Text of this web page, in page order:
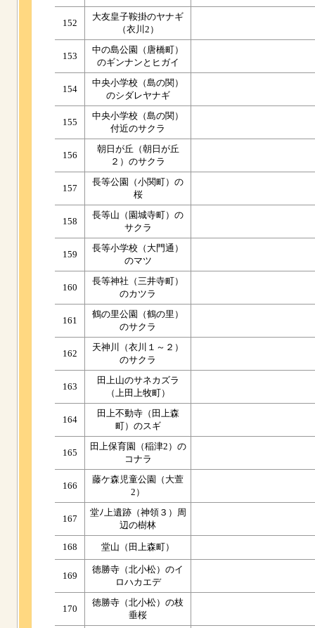
152
大友皇子鞍掛のヤナギ
（衣川2）
153
中の島公園（唐橋町）
のギンナンとヒガイ
154
中央小学校（島の関）
のシダレヤナギ
155
中央小学校（島の関）
付近のサクラ
156
朝日が丘（朝日が丘
２）のサクラ
157
長等公園（小関町）の
桜
158
長等山（園城寺町）の
サクラ
159
長等小学校（大門通）
のマツ
160
長等神社（三井寺町）
のカツラ
161
鶴の里公園（鶴の里）
のサクラ
162
天神川（衣川１～２）
のサクラ
163
田上山のサネカズラ
（上田上牧町）
164
田上不動寺（田上森
町）のスギ
165
田上保育園（稲津2）の
コナラ
166
藤ケ森児童公園（大萱
2）
167
堂ﾉ上遺跡（神領３）周
辺の樹林
168 堂山（田上森町）
169
徳勝寺（北小松）のイ
ロハカエデ
170
徳勝寺（北小松）の枝
垂桜